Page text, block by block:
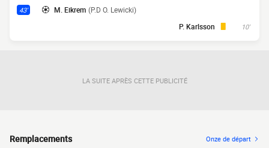
43' M. Eikrem (P.D O. Lewicki)
10'
P. Karlsson
LA SUITE APRÈS CETTE PUBLICITÉ
Remplacements Onze de départ